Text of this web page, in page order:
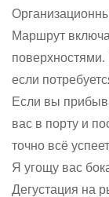
Маршрут
если
Если вы
вас в порту и
точно всё
Я угощу вас
Дегустация на